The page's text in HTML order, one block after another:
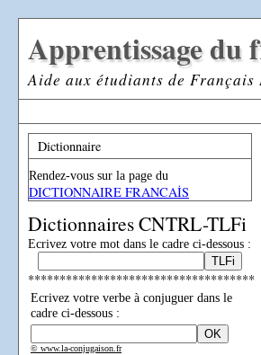
Apprentissage du
Aide aux étudiants de Français
Dictionnaire
Rendez-vous sur la page du
DICTIONNAIRE FRANCAİS
Dictionnaires CNTRL-TLFi
Ecrivez votre mot dans le cadre ci-dessous :
************************************
Ecrivez votre verbe à conjuguer dans le
cadre ci-dessous :
© www.la-conjugaison.fr